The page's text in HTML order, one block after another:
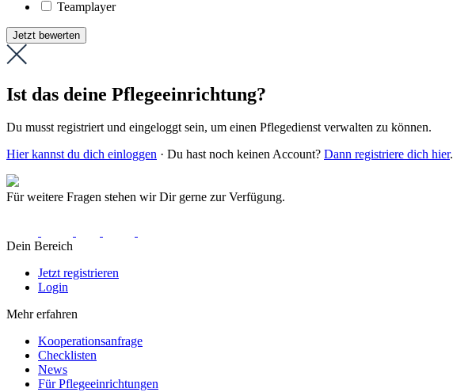
Teamplayer
Jetzt bewerten
Ist das deine Pflegeeinrichtung?
Du musst registriert und eingeloggt sein, um einen Pflegedienst verwalten zu können.
Hier kannst du dich einloggen · Du hast noch keinen Account? Dann registriere dich hier.
Für weitere Fragen stehen wir Dir gerne zur Verfügung.
Dein Bereich
Jetzt registrieren
Login
Mehr erfahren
Kooperationsanfrage
Checklisten
News
Für Pflegeeinrichtungen